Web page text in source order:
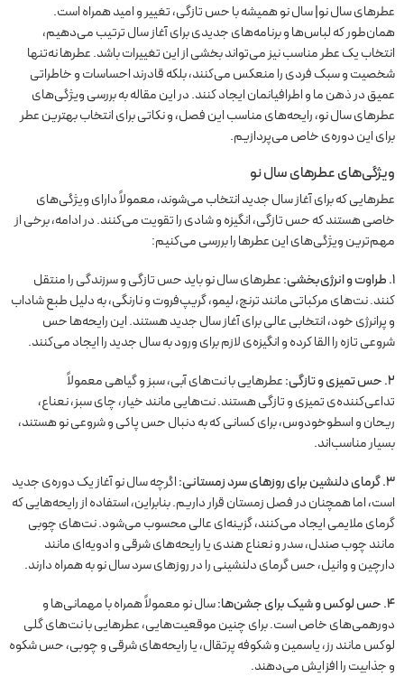
عطرهای سال نو| سال نو همیشه با حس تازگی، تغییر و امید همراه است.
همان‌طور که لباس‌ها و برنامه‌های جدیدی برای آغاز سال ترتیب می‌دهیم،
انتخاب یک عطر مناسب نیز می‌تواند بخشی از این تغییرات باشد. عطرها نه‌تنها
شخصیت و سبک فردی را منعکس می‌کنند، بلکه قادرند احساسات و خاطراتی
عمیق در ذهن ما و اطرافیانمان ایجاد کنند. در این مقاله به بررسی ویژگی‌های
عطرهای سال نو، رایحه‌های مناسب این فصل، و نکاتی برای انتخاب بهترین عطر
برای این دوره‌ی خاص می‌پردازیم.
ویژگی‌های عطرهای سال نو
عطرهایی که برای آغاز سال جدید انتخاب می‌شوند، معمولاً دارای ویژگی‌های
خاصی هستند که حس تازگی، انگیزه و شادی را تقویت می‌کنند. در ادامه، برخی از
مهم‌ترین ویژگی‌های این عطرها را بررسی می‌کنیم:
۱. طراوت و انرژی‌بخشی:
عطرهای سال نو باید حس تازگی و سرزندگی را منتقل
کنند. نت‌های مرکباتی مانند ترنج، لیمو، گریپ‌فروت و نارنگی، به دلیل طبع شاداب
و پرانرژی خود، انتخابی عالی برای آغاز سال جدید هستند. این رایحه‌ها حس
شروعی تازه را القا کرده و انگیزه‌ی لازم برای ورود به سال جدید را ایجاد می‌کنند.
۲. حس تمیزی و تازگی:
عطرهایی با نت‌های آبی، سبز و گیاهی معمولاً
تداعی‌کننده‌ی تمیزی و تازگی هستند. نت‌هایی مانند خیار، چای سبز، نعناع،
ریحان و اسطوخودوس، برای کسانی که به دنبال حس پاکی و شروعی نو هستند،
بسیار مناسب‌اند.
۳. گرمای دلنشین برای روزهای سرد زمستانی:
اگرچه سال نو آغاز یک دوره‌ی جدید
است، اما همچنان در فصل زمستان قرار داریم. بنابراین، استفاده از رایحه‌هایی که
گرمای ملایمی ایجاد می‌کنند، گزینه‌ای عالی محسوب می‌شود. نت‌های چوبی
مانند چوب صندل، سدر و نعناع هندی یا رایحه‌های شرقی و ادویه‌ای مانند
دارچین و وانیل، حس گرمای دلنشینی را در روزهای سرد سال نو به همراه دارند.
۴. حس لوکس و شیک برای جشن‌ها:
سال نو معمولاً همراه با مهمانی‌ها و
دورهمی‌های خاص است. برای چنین موقعیت‌هایی، عطرهایی با نت‌های گلی
لوکس مانند رز، یاسمین و شکوفه پرتقال، یا رایحه‌های شرقی و چوبی، حس شکوه
و جذابیت را افزایش می‌دهند.